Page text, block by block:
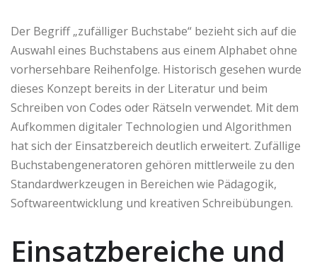
Der Begriff „zufälliger Buchstabe“ bezieht sich auf die
Auswahl eines Buchstabens aus einem Alphabet ohne
vorhersehbare Reihenfolge. Historisch gesehen wurde
dieses Konzept bereits in der Literatur und beim
Schreiben von Codes oder Rätseln verwendet. Mit dem
Aufkommen digitaler Technologien und Algorithmen
hat sich der Einsatzbereich deutlich erweitert. Zufällige
Buchstabengeneratoren gehören mittlerweile zu den
Standardwerkzeugen in Bereichen wie Pädagogik,
Softwareentwicklung und kreativen Schreibübungen.
Einsatzbereiche und